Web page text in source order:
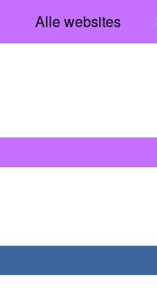
Alle websites